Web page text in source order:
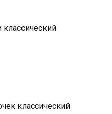
классический
классический